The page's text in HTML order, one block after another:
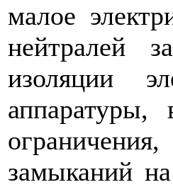
малое
нейтралей
изоляции
замыканий